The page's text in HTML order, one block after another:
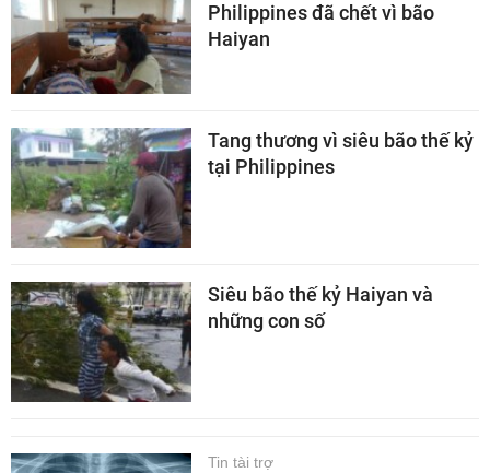
Philippines đã chết vì bão
Haiyan
Tang thương vì siêu bão thế kỷ
tại Philippines
Siêu bão thế kỷ Haiyan và
những con số
Tin tài trợ